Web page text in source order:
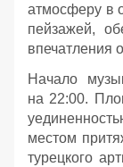
атмосферу в
пейзажей,
впечатления
Начало
на 22:00.
местом
турецкого